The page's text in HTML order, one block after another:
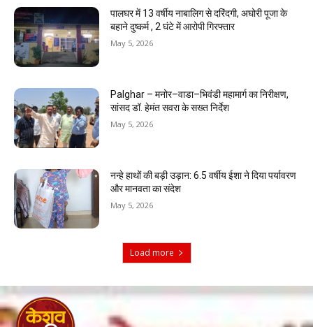
पालघर में 13 वर्षीय नाबालिग से दरिंदगी, अघोरी पूजा के
बहाने दुष्कर्म , 2 घंटे में आरोपी गिरफ्तार
May 5, 2026
Palghar – मनोर–वाडा–भिवंडी महामार्ग का निरीक्षण,
सांसद डॉ. हेमंत सवरा के सख्त निर्देश
May 5, 2026
नन्हे हाथों की बड़ी उड़ान: 6.5 वर्षीय ईशा ने दिया पर्यावरण
और मानवता का संदेश
May 5, 2026
Load more